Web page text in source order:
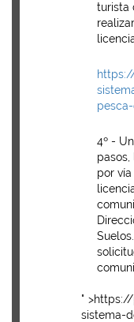
turista
pesca-
4º -
por
"
sistema-